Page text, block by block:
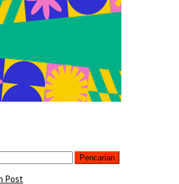
Pencarian